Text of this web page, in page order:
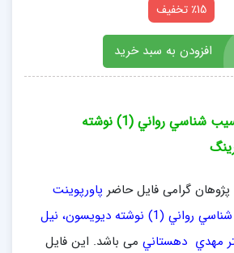
٪15 تخفیف
افزودن به سبد خرید
فایل پاورپوینت آسيب شناسي رواني (1) نوشته‌
گرامی فایل حاضر پاورپوینت
خلاصه کتاب آسيب شناسي رواني (1) نوشته‌ ديويسون، نيل
مهدي دهستاني می باشد. این فایل